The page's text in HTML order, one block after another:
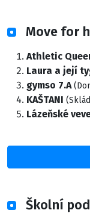
Move for
Athletic
Laura a její
gymso 7.A
KAŠTANI
Lázeňské
Školní